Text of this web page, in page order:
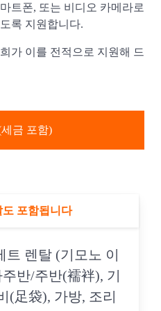
트폰, 또는 비디오 카메라로
록 지원합니다.
가 이를 전적으로 지원해 드
금 포함)
포함됩니다
트 렌탈 (기모노 이
반/주반(襦袢), 기
(足袋), 가방, 조리